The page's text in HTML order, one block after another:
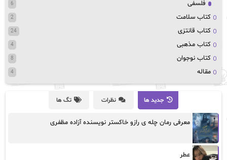
فلسفی 6
کتاب سلامت 2
کتاب قانتزی 24
کتاب مذهبی 4
کتاب نوجوان 8
مقاله 4
جدید ها نظرات تگ ها
معرفی رمان چله ی رازو خاکستر نویسنده آزاده مظفری
عطر